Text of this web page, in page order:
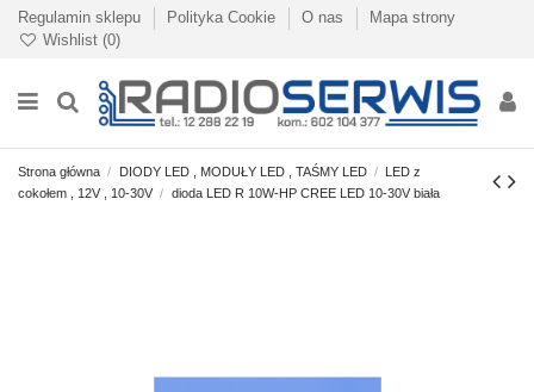
Regulamin sklepu Polityka Cookie O nas
Mapa strony
Wishlist (0)
Strona główna DIODY LED , MODUŁY LED , TAŚMY LED
LED z
cokołem , 12V , 10-30V
dioda LED R 10W-HP CREE LED 10-30V biała